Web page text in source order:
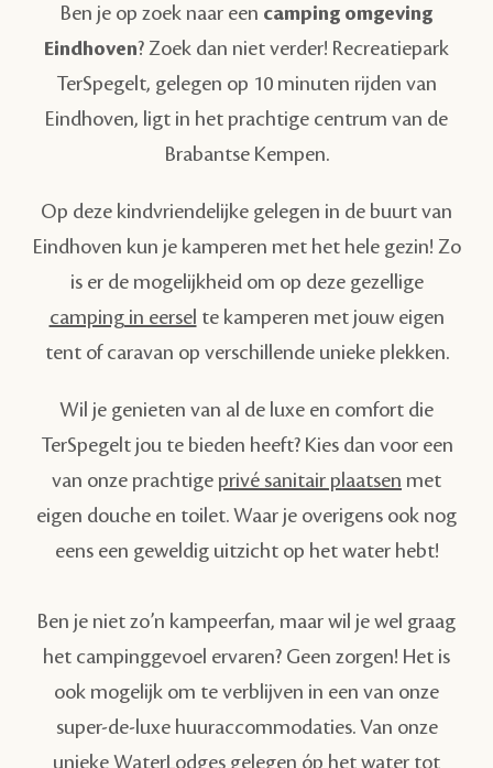
Ben je op zoek naar een camping omgeving
Eindhoven? Zoek dan niet verder! Recreatiepark
TerSpegelt, gelegen op 10 minuten rijden van
Eindhoven, ligt in het prachtige centrum van de
Brabantse Kempen.
Op deze kindvriendelijke gelegen in de buurt van
Eindhoven kun je kamperen met het hele gezin! Zo
is er de mogelijkheid om op deze gezellige
camping in eersel te kamperen met jouw eigen
tent of caravan op verschillende unieke plekken.
Wil je genieten van al de luxe en comfort die
TerSpegelt jou te bieden heeft? Kies dan voor een
van onze prachtige privé sanitair plaatsen met
eigen douche en toilet. Waar je overigens ook nog
eens een geweldig uitzicht op het water hebt!
Ben je niet zo’n kampeerfan, maar wil je wel graag
het campinggevoel ervaren? Geen zorgen! Het is
ook mogelijk om te verblijven in een van onze
super-de-luxe huuraccommodaties. Van onze
unieke WaterLodges gelegen óp het water tot